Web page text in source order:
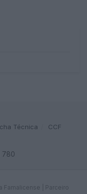
Técnica CCF
780
Famalicense | Parceiro